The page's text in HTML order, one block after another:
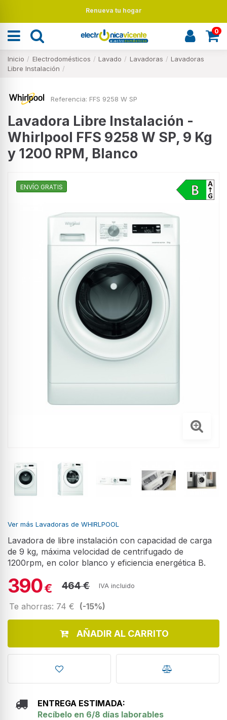
Renueva tu hogar
0
Inicio Electrodomésticos Lavado Lavadoras
Lavadoras
Libre Instalación
Referencia: FFS 9258 W SP
Lavadora Libre Instalación -
Whirlpool FFS 9258 W SP, 9 Kg
y 1200 RPM, Blanco
ENVÍO GRATIS
Ver más Lavadoras de WHIRLPOOL
Lavadora de libre instalación con capacidad de carga
de 9 kg, máxima velocidad de centrifugado de
1200rpm, en color blanco y eficiencia energética B.
390€ 464 € IVA incluido
Te ahorras: 74 € (-15%)
AÑADIR AL CARRITO
ENTREGA ESTIMADA:
Recíbelo en 6/8 días laborables